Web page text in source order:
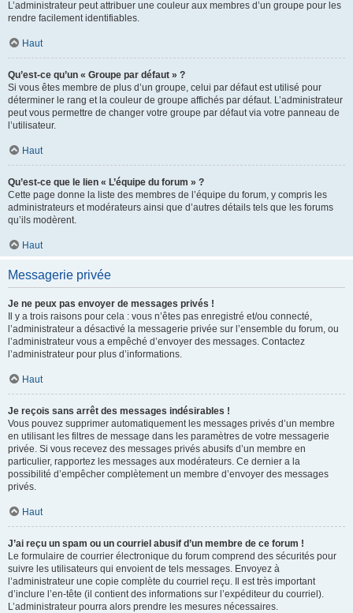
L’administrateur peut attribuer une couleur aux membres d’un groupe pour les
rendre facilement identifiables.
Haut
Qu’est-ce qu’un « Groupe par défaut » ?
Si vous êtes membre de plus d’un groupe, celui par défaut est utilisé pour
déterminer le rang et la couleur de groupe affichés par défaut. L’administrateur
peut vous permettre de changer votre groupe par défaut via votre panneau de
l’utilisateur.
Haut
Qu’est-ce que le lien « L’équipe du forum » ?
Cette page donne la liste des membres de l’équipe du forum, y compris les
administrateurs et modérateurs ainsi que d’autres détails tels que les forums
qu’ils modèrent.
Haut
Messagerie privée
Je ne peux pas envoyer de messages privés !
Il y a trois raisons pour cela : vous n’êtes pas enregistré et/ou connecté,
l’administrateur a désactivé la messagerie privée sur l’ensemble du forum, ou
l’administrateur vous a empêché d’envoyer des messages. Contactez
l’administrateur pour plus d’informations.
Haut
Je reçois sans arrêt des messages indésirables !
Vous pouvez supprimer automatiquement les messages privés d’un membre
en utilisant les filtres de message dans les paramètres de votre messagerie
privée. Si vous recevez des messages privés abusifs d’un membre en
particulier, rapportez les messages aux modérateurs. Ce dernier a la
possibilité d’empêcher complètement un membre d’envoyer des messages
privés.
Haut
J’ai reçu un spam ou un courriel abusif d’un membre de ce forum !
Le formulaire de courrier électronique du forum comprend des sécurités pour
suivre les utilisateurs qui envoient de tels messages. Envoyez à
l’administrateur une copie complète du courriel reçu. Il est très important
d’inclure l’en-tête (il contient des informations sur l’expéditeur du courriel).
L’administrateur pourra alors prendre les mesures nécessaires.